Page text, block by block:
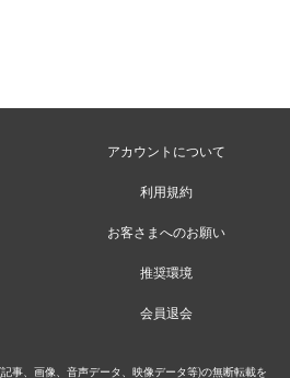
アカウントについて
利用規約
お客さまへのお願い
推奨環境
会員退会
事、画像、音声データ、映像データ等)の無断転載を